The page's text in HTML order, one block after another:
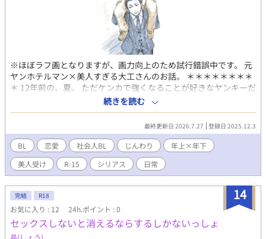
※ほぼラフ画となりますが、画力向上のため試行錯誤中です。 元
ヤンホテルマン×美人すぎる大工さんのお話。 ＊＊＊＊＊＊＊＊
＊ 12年前の、夏。 ただケンカで強くなることが好きなヤンキーだ
った狼（ろう）は、 たったひとりでヤンキーグループを倒してい
たという美しい少年・風羽（ふう）と出会う。 風羽にケンカで負
けた狼は、「ひとりでも強い」風羽のことが気になるようにな
り・・・。 そして時が流れ、12年後——。 大人になり、高級ホテ
ルのフロント主任として勤務していた狼の前に、 ホテルの改修工
事担当業者として現れたのは、風羽だった。 ほんのひと夏の小さ
なきっかけは、無意識に忘れられない記憶になる。 名前のない関
係から静かに始まり進むノンケ同士の再会BLです。
続きを読む
最終更新日 2026.7.27 登録日 2025.12.3
BL 恋愛 社会人BL じんわり
年上×年下
美人受け
R-15 シリアス 日常
14
完結 R18
お気に入り : 12 24h.ポイント : 0
セックスしないと消えるならするしかないっしょ
晶(しょう)